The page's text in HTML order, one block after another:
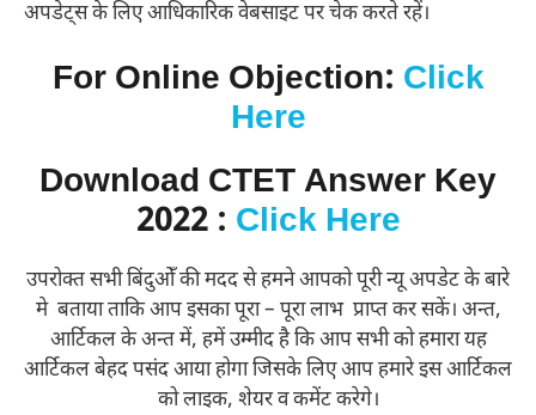
अपडेट्स के लिए आधिकारिक वेबसाइट पर चेक करते रहें।
For Online Objection: Click
Here
Download CTET Answer Key
2022 : Click Here
उपरोक्त सभी बिंदुओँ की मदद से हमने आपको पूरी न्यू अपडेट के बारे
मे बताया ताकि आप इसका पूरा – पूरा लाभ प्राप्त कर सकें। अन्त,
आर्टिकल के अन्त में, हमें उम्मीद है कि आप सभी को हमारा यह
आर्टिकल बेहद पसंद आया होगा जिसके लिए आप हमारे इस आर्टिकल
को लाइक, शेयर व कमेंट करेगे।